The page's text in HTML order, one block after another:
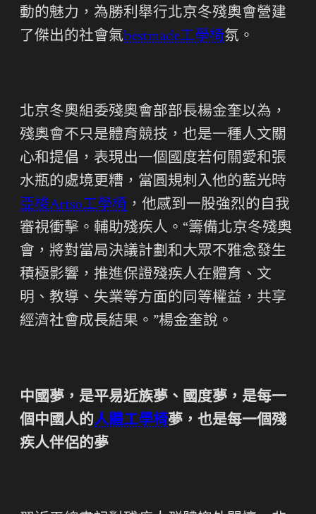
動的魅力，為勝利舉行北京冬殘奧會營建
了傑出的社會氣bestmade工學椅氛。
北京冬奧組委殘奧會部部長楊金奎以為，
殘奧會不只是體育競技，也是一種人文關
心和提倡，表現出一個國度若何關愛和張
水瓶的處境更糟，當圓規刺入他的藍光時
亞梭Artso工學椅 ，他感到一股強烈的自我
審視衝擊。輔助殘疾人。“籌備北京冬殘奧
會，將對當局決議計劃和大眾不雅念發生
積極影響，推進保證殘疾人在體育、文
明、教導、失業等方面的同等權益，共享
經濟社會成長結果。”楊金奎說。
中國夢，是平易近族夢、國度夢，是每一
個中國人的人體工學椅夢，也是每一個殘
疾人伴侶的夢